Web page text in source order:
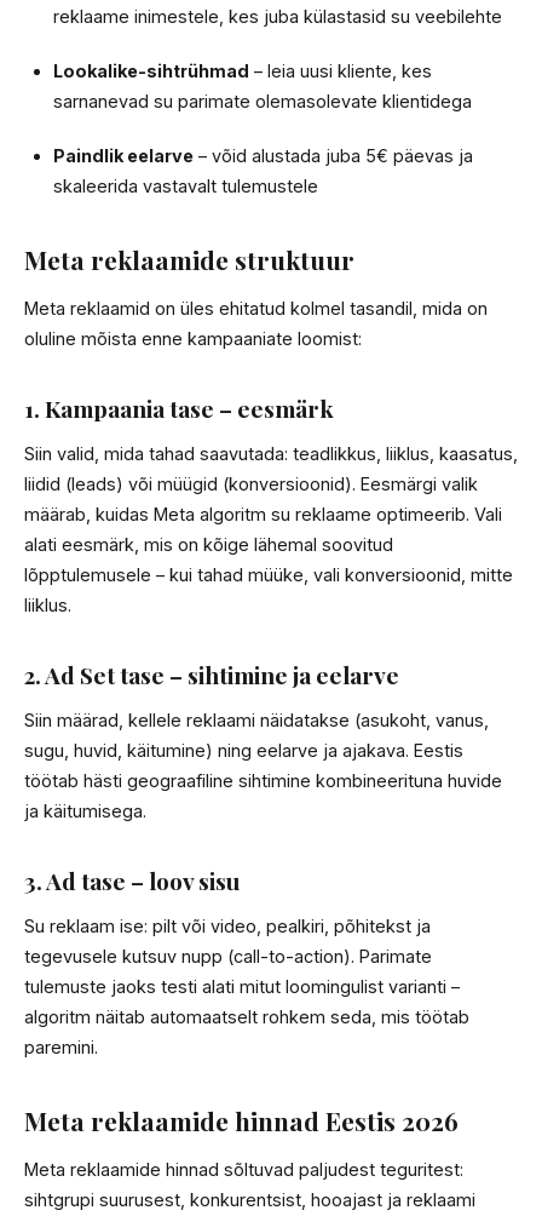
reklaame inimestele, kes juba külastasid su veebilehte
Lookalike-sihtrühmad – leia uusi kliente, kes
sarnanevad su parimate olemasolevate klientidega
Paindlik eelarve – võid alustada juba 5€ päevas ja
skaleerida vastavalt tulemustele
Meta reklaamide struktuur
Meta reklaamid on üles ehitatud kolmel tasandil, mida on
oluline mõista enne kampaaniate loomist:
1. Kampaania tase – eesmärk
Siin valid, mida tahad saavutada: teadlikkus, liiklus, kaasatus,
liidid (leads) või müügid (konversioonid). Eesmärgi valik
määrab, kuidas Meta algoritm su reklaame optimeerib. Vali
alati eesmärk, mis on kõige lähemal soovitud
lõpptulemusele – kui tahad müüke, vali konversioonid, mitte
liiklus.
2. Ad Set tase – sihtimine ja eelarve
Siin määrad, kellele reklaami näidatakse (asukoht, vanus,
sugu, huvid, käitumine) ning eelarve ja ajakava. Eestis
töötab hästi geograafiline sihtimine kombineerituna huvide
ja käitumisega.
3. Ad tase – loov sisu
Su reklaam ise: pilt või video, pealkiri, põhitekst ja
tegevusele kutsuv nupp (call-to-action). Parimate
tulemuste jaoks testi alati mitut loomingulist varianti –
algoritm näitab automaatselt rohkem seda, mis töötab
paremini.
Meta reklaamide hinnad Eestis 2026
Meta reklaamide hinnad sõltuvad paljudest teguritest:
sihtgrupi suurusest, konkurentsist, hooajast ja reklaami